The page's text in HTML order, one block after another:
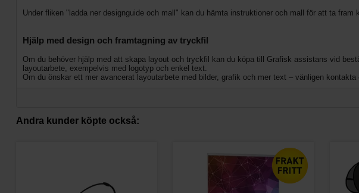
Under fliken "ladda ner designguide och mall" kan du hämta instruktioner och mall för att ta
Hjälp med design och framtagning av tryckfil
Om du behöver hjälp med att skapa layout och tryckfil kan du köpa till Grafisk assistans vid
layoutarbete, exempelvis med logotyp och enkel text.
Om du önskar ett mer avancerat layoutarbete med bilder, grafik och mer text – vänligen kontakta
Andra kunder köpte också: